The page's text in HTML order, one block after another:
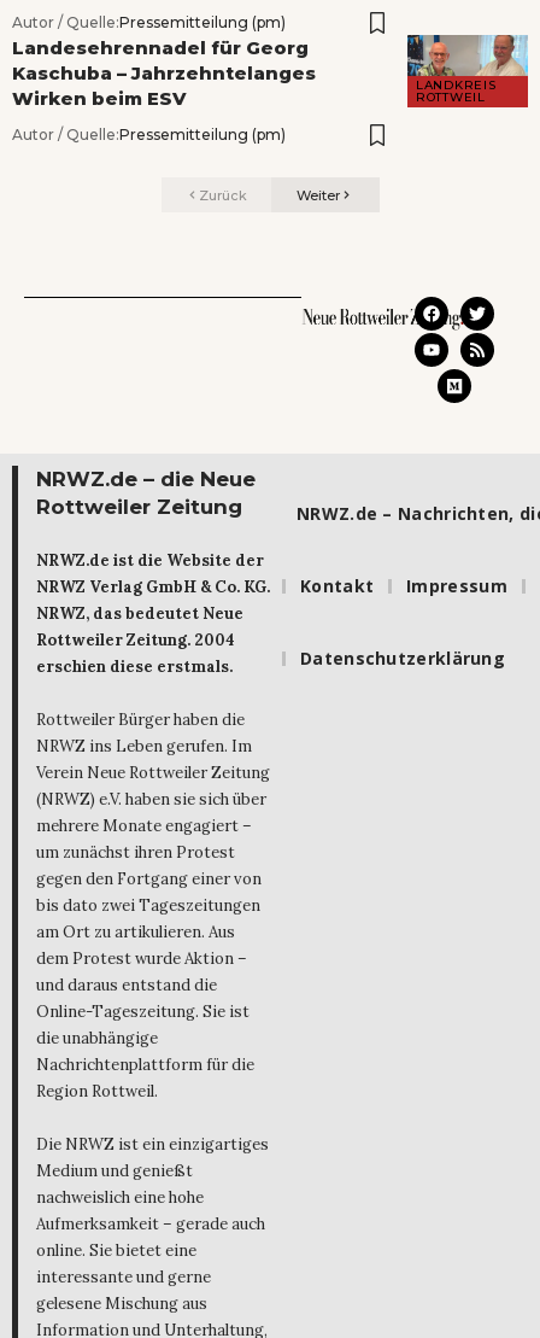
Autor / Quelle:Pressemitteilung (pm)
LANDKREIS
ROTTWEIL
Landesehrennadel für Georg
Kaschuba – Jahrzehntelanges
Wirken beim ESV
Autor / Quelle:Pressemitteilung (pm)
Zurück Weiter
NRWZ.de – die Neue
Rottweiler Zeitung
NRWZ.de ist die Website der
NRWZ Verlag GmbH & Co. KG.
NRWZ, das bedeutet Neue
Rottweiler Zeitung. 2004
erschien diese erstmals.
Rottweiler Bürger haben die
NRWZ ins Leben gerufen. Im
Verein Neue Rottweiler Zeitung
(NRWZ) e.V. haben sie sich über
mehrere Monate engagiert –
um zunächst ihren Protest
gegen den Fortgang einer von
bis dato zwei Tageszeitungen
am Ort zu artikulieren. Aus
dem Protest wurde Aktion –
und daraus entstand die
Online-Tageszeitung. Sie ist
die unabhängige
Nachrichtenplattform für die
Region Rottweil.
Die NRWZ ist ein einzigartiges
Medium und genießt
nachweislich eine hohe
Aufmerksamkeit – gerade auch
online. Sie bietet eine
interessante und gerne
gelesene Mischung aus
Information und Unterhaltung,
NRWZ.de – Nachrichten,
Kontakt Impressum
Datenschutzerklärung